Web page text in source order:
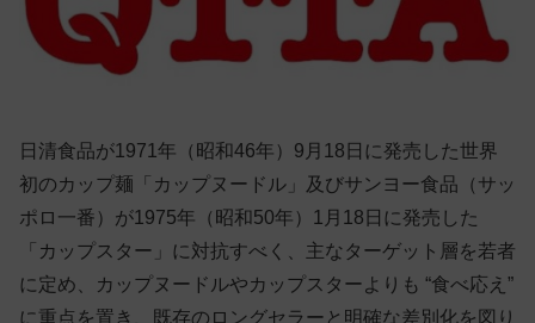
日清食品が1971年（昭和46年）9月18日に発売した世界
初のカップ麺「カップヌードル」及びサンヨー食品（サッ
ポロ一番）が1975年（昭和50年）1月18日に発売した
「カップスター」に対抗すべく、主なターゲット層を若者
に定め、カップヌードルやカップスターよりも “食べ応え”
に重点を置き、既存のロングセラーと明確な差別化を図り